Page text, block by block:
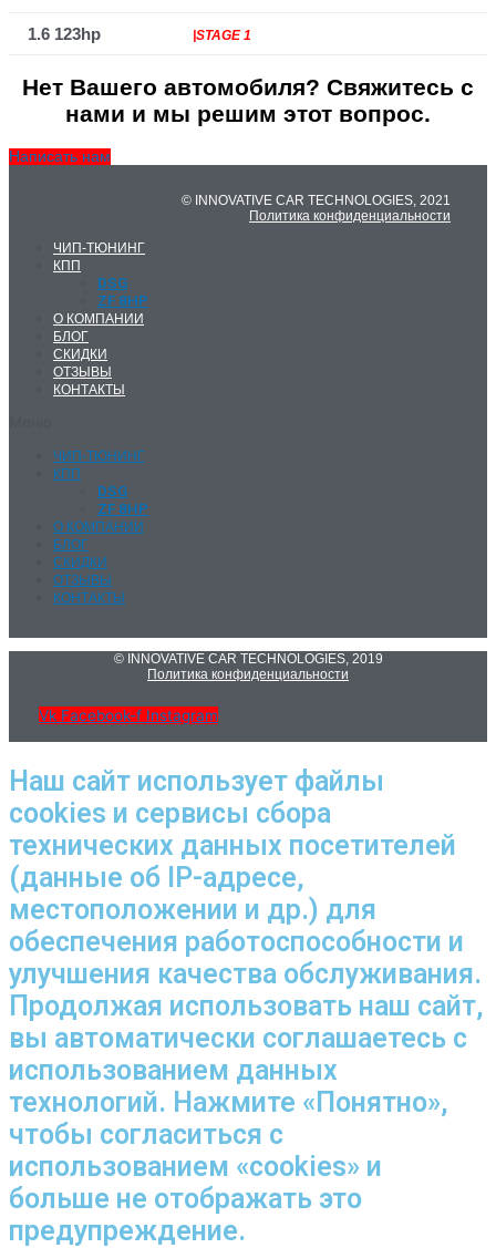
1.6 123hp |STAGE 1
Нет Вашего автомобиля? Свяжитесь с
нами и мы решим этот вопрос.
Написать нам
© INNOVATIVE CAR TECHNOLOGIES, 2021
Политика конфиденциальности
ЧИП-ТЮНИНГ
КПП
DSG
ZF 8HP
О КОМПАНИИ
БЛОГ
СКИДКИ
ОТЗЫВЫ
КОНТАКТЫ
ЧИП-ТЮНИНГ
КПП
DSG
ZF 8HP
О КОМПАНИИ
БЛОГ
СКИДКИ
ОТЗЫВЫ
КОНТАКТЫ
© INNOVATIVE CAR TECHNOLOGIES, 2019
Политика конфиденциальности
Vk Facebook-f Instagram
Наш сайт использует файлы
cookies и сервисы сбора
технических данных посетителей
(данные об IP-адресе,
местоположении и др.) для
обеспечения работоспособности и
улучшения качества обслуживания.
Продолжая использовать наш сайт,
вы автоматически соглашаетесь с
использованием данных
технологий. Нажмите «Понятно»,
чтобы согласиться с
использованием «cookies» и
больше не отображать это
предупреждение.